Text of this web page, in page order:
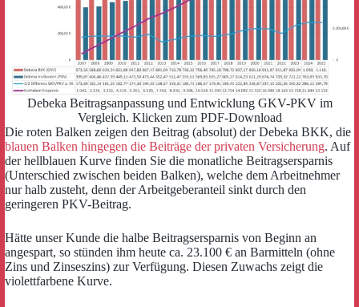
Debeka Beitragsanpassung und Entwicklung GKV-PKV im
Vergleich. Klicken zum PDF-Download
Die roten Balken zeigen den Beitrag (absolut) der Debeka BKK, die
blauen Balken hingegen die Beiträge der privaten Versicherung. Auf
der hellblauen Kurve finden Sie die monatliche Beitragsersparnis
(Unterschied zwischen beiden Balken), welche dem Arbeitnehmer
nur halb zusteht, denn der Arbeitgeberanteil sinkt durch den
geringeren PKV-Beitrag.
Hätte unser Kunde die halbe Beitragsersparnis von Beginn an
angespart, so stünden ihm heute ca. 23.100 € an Barmitteln (ohne
Zins und Zinseszins) zur Verfügung. Diesen Zuwachs zeigt die
violettfarbene Kurve.